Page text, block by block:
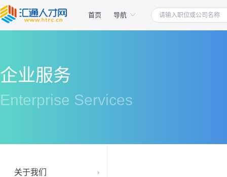
首页 导航
企业服务
Enterprise Services
关于我们